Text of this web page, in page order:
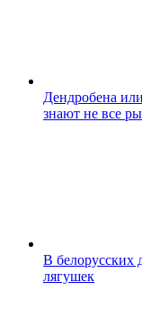
Дендробена
знают не все
В белорусских
лягушек